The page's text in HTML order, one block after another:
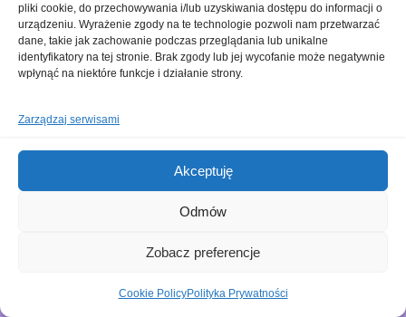
pliki cookie, do przechowywania i/lub uzyskiwania dostępu do informacji o
urządzeniu. Wyrażenie zgody na te technologie pozwoli nam przetwarzać
dane, takie jak zachowanie podczas przeglądania lub unikalne
identyfikatory na tej stronie. Brak zgody lub jej wycofanie może negatywnie
wpłynąć na niektóre funkcje i działanie strony.
Zarządzaj serwisami
Akceptuję
Odmów
Zobacz preferencje
Cookie PolicyPolityka Prywatności